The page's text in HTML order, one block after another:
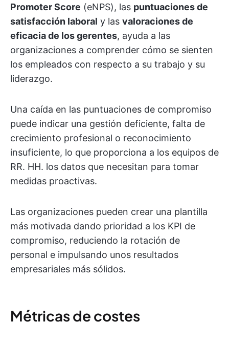
Promoter Score (eNPS), las puntuaciones de
satisfacción laboral y las valoraciones de
eficacia de los gerentes, ayuda a las
organizaciones a comprender cómo se sienten
los empleados con respecto a su trabajo y su
liderazgo.
Una caída en las puntuaciones de compromiso
puede indicar una gestión deficiente, falta de
crecimiento profesional o reconocimiento
insuficiente, lo que proporciona a los equipos de
RR. HH. los datos que necesitan para tomar
medidas proactivas.
Las organizaciones pueden crear una plantilla
más motivada dando prioridad a los KPI de
compromiso, reduciendo la rotación de
personal e impulsando unos resultados
empresariales más sólidos.
Métricas de costes